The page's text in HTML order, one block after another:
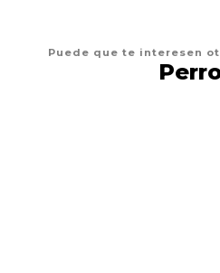
Puede que te interesen